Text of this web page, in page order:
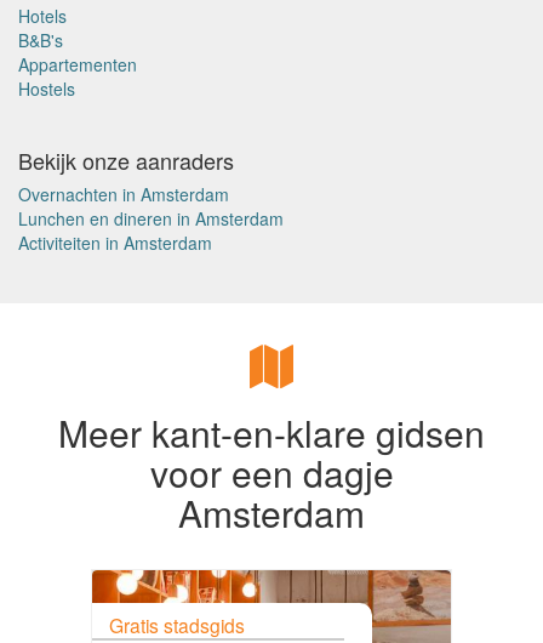
Hotels
B&B's
Appartementen
Hostels
Bekijk onze aanraders
Overnachten in Amsterdam
Lunchen en dineren in Amsterdam
Activiteiten in Amsterdam
Meer kant-en-klare gidsen
voor een dagje
Amsterdam
Gratis stadsgids